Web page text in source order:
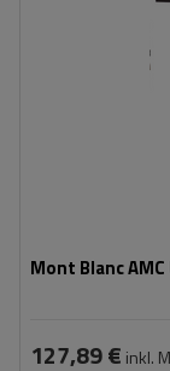
Mont Blanc
127,89 € inkl.